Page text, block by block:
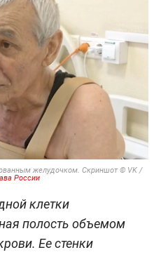
желудочком. Скриншот © VK /
России
клетки
полость объемом
Ее стенки